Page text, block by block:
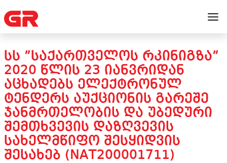
ᲡᲡ ”ᲡᲐᲥᲐᲠᲗᲕᲔᲚᲝᲡ ᲠᲙᲘᲜᲘᲒᲖᲐ”
2020 ᲬᲚᲘᲡ 23 ᲘᲐᲜᲕᲠᲘᲓᲐᲜ
ᲐᲪᲮᲐᲓᲔᲑᲡ ᲔᲚᲔᲥᲢᲠᲝᲜᲣᲚ
ᲢᲔᲜᲓᲔᲠᲡ ᲐᲣᲥᲪᲘᲝᲜᲘᲡ ᲒᲐᲠᲔᲨᲔ
ᲯᲐᲜᲛᲠᲗᲔᲚᲝᲑᲘᲡ ᲓᲐ ᲣᲑᲔᲓᲣᲠᲘ
ᲨᲔᲛᲗᲮᲕᲔᲕᲘᲡ ᲓᲐᲖᲦᲕᲔᲕᲘᲡ
ᲡᲐᲮᲔᲚᲛᲬᲘᲤᲝ ᲨᲔᲡᲧᲘᲓᲕᲘᲡ
ᲨᲔᲡᲐᲮᲔᲑ (NAT200001711)